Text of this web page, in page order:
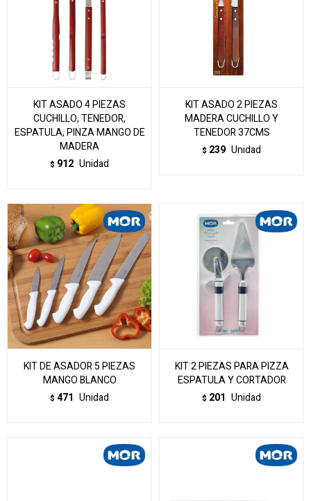
KIT ASADO 4 PIEZAS
CUCHILLO, TENEDOR,
ESPATULA, PINZA MANGO DE
MADERA
$ 912 Unidad
KIT ASADO 2 PIEZAS
MADERA CUCHILLO Y
TENEDOR 37CMS
$ 239 Unidad
KIT DE ASADOR 5 PIEZAS
MANGO BLANCO
$ 471 Unidad
KIT 2 PIEZAS PARA PIZZA
ESPATULA Y CORTADOR
$ 201 Unidad